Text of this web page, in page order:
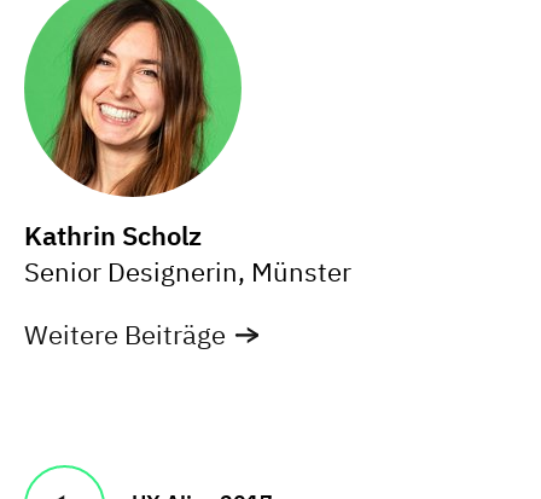
Kathrin Scholz
Senior Designerin, Münster
Weitere Beiträge